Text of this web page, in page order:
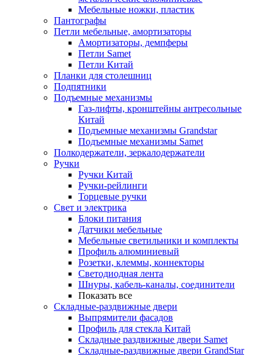
Мебельные ножки, пластик
Пантографы
Петли мебельные, амортизаторы
Амортизаторы, демпферы
Петли Samet
Петли Китай
Планки для столешниц
Подпятники
Подъемные механизмы
Газ-лифты, кронштейны антресольные
Китай
Подъемные механизмы Grandstar
Подъемные механизмы Samet
Полкодержатели, зеркалодержатели
Ручки
Ручки Китай
Ручки-рейлинги
Торцевые ручки
Свет и электрика
Блоки питания
Датчики мебельные
Мебельные светильники и комплекты
Профиль алюминиевый
Розетки, клеммы, коннекторы
Светодиодная лента
Шнуры, кабель-каналы, соединители
Показать все
Складные-раздвижные двери
Выпрямители фасадов
Профиль для стекла Китай
Складные раздвижные двери Samet
Складные-раздвижные двери GrandStar